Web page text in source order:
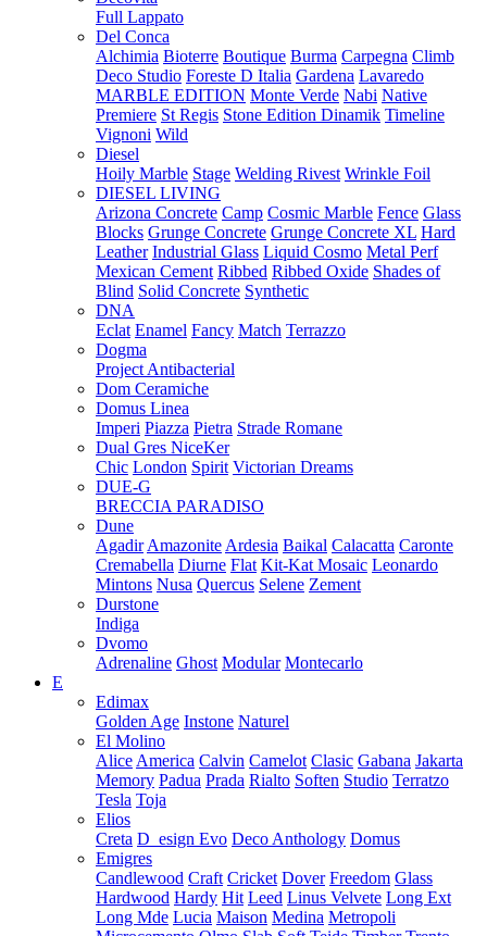
Full Lappato
Del Conca
Alchimia Bioterre Boutique Burma Carpegna Climb
Deco Studio Foreste D Italia Gardena Lavaredo
MARBLE EDITION Monte Verde Nabi Native
Premiere St Regis Stone Edition Dinamik Timeline
Vignoni Wild
Diesel
Hoily Marble Stage Welding Rivest Wrinkle Foil
DIESEL LIVING
Arizona Concrete Camp Cosmic Marble Fence Glass
Blocks Grunge Concrete Grunge Concrete XL Hard
Leather Industrial Glass Liquid Cosmo Metal Perf
Mexican Cement Ribbed Ribbed Oxide Shades of
Blind Solid Concrete Synthetic
DNA
Eclat Enamel Fancy Match Terrazzo
Dogma
Project Antibacterial
Dom Ceramiche
Domus Linea
Imperi Piazza Pietra Strade Romane
Dual Gres NiceKer
Chic London Spirit Victorian Dreams
DUE-G
BRECCIA PARADISO
Dune
Agadir Amazonite Ardesia Baikal Calacatta Caronte
Cremabella Diurne Flat Kit-Kat Mosaic Leonardo
Mintons Nusa Quercus Selene Zement
Durstone
Indiga
Dvomo
Adrenaline Ghost Modular Montecarlo
E
Edimax
Golden Age Instone Naturel
El Molino
Alice America Calvin Camelot Clasic Gabana Jakarta
Memory Padua Prada Rialto Soften Studio Terratzo
Tesla Toja
Elios
Creta D_esign Evo Deco Anthology Domus
Emigres
Candlewood Craft Cricket Dover Freedom Glass
Hardwood Hardy Hit Leed Linus Velvete Long Ext
Long Mde Lucia Maison Medina Metropoli